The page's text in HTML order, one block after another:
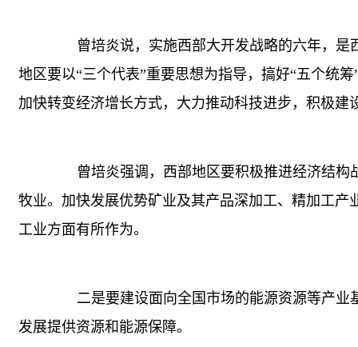
曾培炎说，实施西部大开发战略的六年，是
地区要以“三个代表”重要思想为指导，搞好“五个统
加快转变经济增长方式，大力推动科技进步，积极
曾培炎强调，西部地区要积极推进经济结构
牧业。加快发展优势矿业及其产品深加工、精加工
工业方面有所作为。
二是要建设面向全国市场的能源资源等产业
发展提供资源和能源保障。